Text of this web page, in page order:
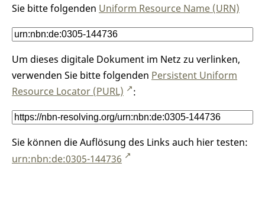
Sie bitte folgenden Uniform Resource Name (URN)
Um dieses digitale Dokument im Netz zu verlinken,
verwenden Sie bitte folgenden Persistent Uniform
Resource Locator (PURL)
:
Sie können die Auflösung des Links auch hier testen:
urn:nbn:de:0305-144736